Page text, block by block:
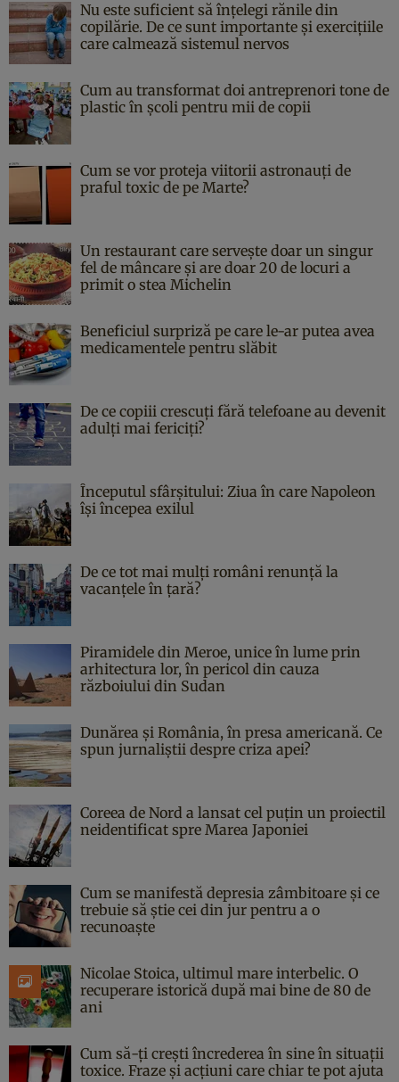
Nu este suficient să înțelegi rănile din
copilărie. De ce sunt importante și exercițiile
care calmează sistemul nervos
Cum au transformat doi antreprenori tone de
plastic în școli pentru mii de copii
Cum se vor proteja viitorii astronauți de
praful toxic de pe Marte?
Un restaurant care servește doar un singur
fel de mâncare și are doar 20 de locuri a
primit o stea Michelin
Beneficiul surpriză pe care le-ar putea avea
medicamentele pentru slăbit
De ce copiii crescuți fără telefoane au devenit
adulți mai fericiți?
Începutul sfârşitului: Ziua în care Napoleon
îşi începea exilul
De ce tot mai mulți români renunță la
vacanțele în țară?
Piramidele din Meroe, unice în lume prin
arhitectura lor, în pericol din cauza
războiului din Sudan
Dunărea și România, în presa americană. Ce
spun jurnaliștii despre criza apei?
Coreea de Nord a lansat cel puțin un proiectil
neidentificat spre Marea Japoniei
Cum se manifestă depresia zâmbitoare și ce
trebuie să știe cei din jur pentru a o
recunoaște
Nicolae Stoica, ultimul mare interbelic. O
recuperare istorică după mai bine de 80 de
ani
Cum să-ți crești încrederea în sine în situații
toxice. Fraze și acțiuni care chiar te pot ajuta